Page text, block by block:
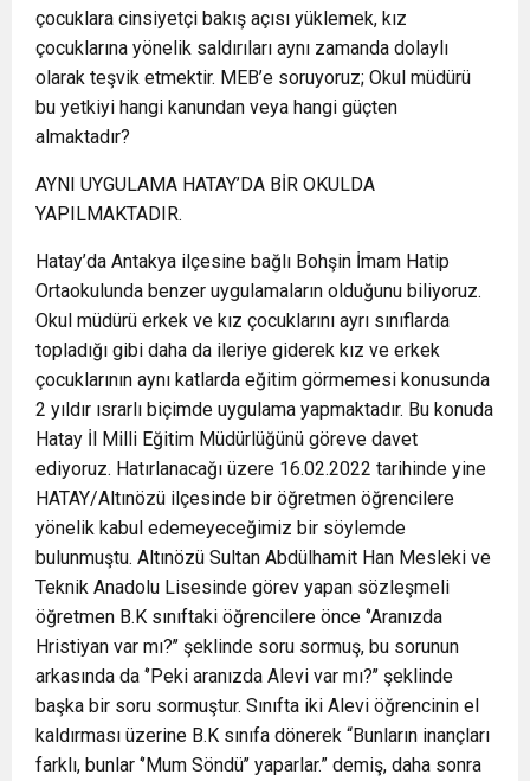
çocuklara cinsiyetçi bakış açısı yüklemek, kız
çocuklarına yönelik saldırıları aynı zamanda dolaylı
olarak teşvik etmektir. MEB’e soruyoruz; Okul müdürü
bu yetkiyi hangi kanundan veya hangi güçten
almaktadır?
AYNI UYGULAMA HATAY’DA BİR OKULDA
YAPILMAKTADIR.
Hatay’da Antakya ilçesine bağlı Bohşin İmam Hatip
Ortaokulunda benzer uygulamaların olduğunu biliyoruz.
Okul müdürü erkek ve kız çocuklarını ayrı sınıflarda
topladığı gibi daha da ileriye giderek kız ve erkek
çocuklarının aynı katlarda eğitim görmemesi konusunda
2 yıldır ısrarlı biçimde uygulama yapmaktadır. Bu konuda
Hatay İl Milli Eğitim Müdürlüğünü göreve davet
ediyoruz. Hatırlanacağı üzere 16.02.2022 tarihinde yine
HATAY/Altınözü ilçesinde bir öğretmen öğrencilere
yönelik kabul edemeyeceğimiz bir söylemde
bulunmuştu. Altınözü Sultan Abdülhamit Han Mesleki ve
Teknik Anadolu Lisesinde görev yapan sözleşmeli
öğretmen B.K sınıftaki öğrencilere önce ‘’Aranızda
Hristiyan var mı?’’ şeklinde soru sormuş, bu sorunun
arkasında da ‘’Peki aranızda Alevi var mı?’’ şeklinde
başka bir soru sormuştur. Sınıfta iki Alevi öğrencinin el
kaldırması üzerine B.K sınıfa dönerek “Bunların inançları
farklı, bunlar ‘’Mum Söndü’’ yaparlar.” demiş, daha sonra